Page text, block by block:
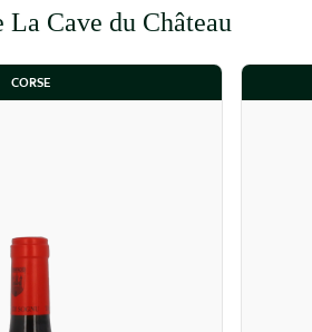
La Cave du Château
CORSE